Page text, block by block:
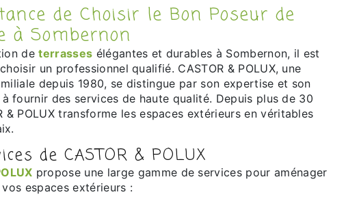
à Sombernon
deterrasses élégantes et durables à Sombernon, il est
un professionnel qualifié. CASTOR & POLUX, une
depuis 1980, se distingue par son expertise et son
fournir des services de haute qualité. Depuis plus de 30
& POLUX transforme les espaces extérieurs en véritables
de CASTOR & POLUX
propose une large gamme de services pour aménager
espaces extérieurs :